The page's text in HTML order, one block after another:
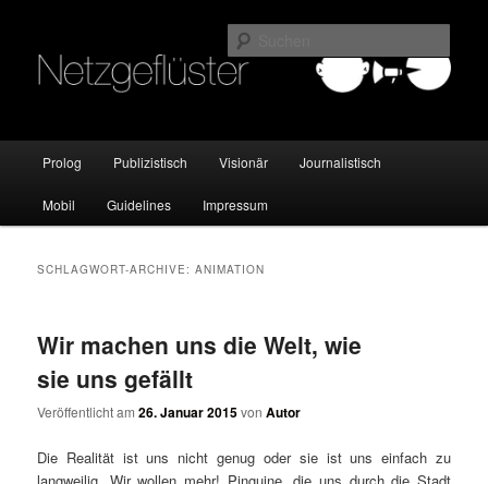
Netzgeflüster
Zum
Inhalt
Zum
sekundären
Prolog Publizistisch Visionär Journalistisch
Mobil Guidelines Impressum
SCHLAGWORT-ARCHIVE:ANIMATION
Wir machen uns die Welt, wie
sie uns gefällt
Veröffentlicht am26. Januar 2015vonAutor
Die Realität ist uns nicht genug oder sie ist uns einfach zu
langweilig. Wir wollen mehr! Pinguine, die uns durch die Stadt